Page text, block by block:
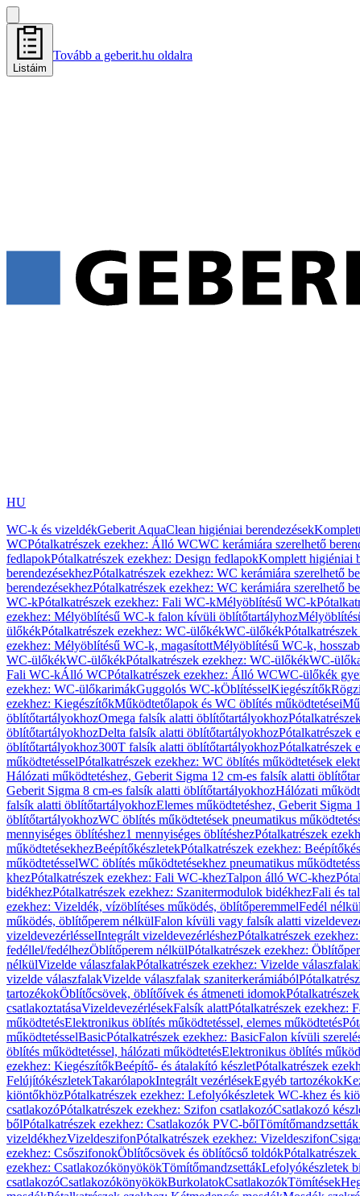
Listáim
Tovább a geberit.hu oldalra
HU
WC-k és vizeldékGeberit AquaClean higiéniai berendezések
WCPótalkatrészek ezekhez: Álló WCWC kerámiára szerelhető
fedlapokPótalkatrészek ezekhez: Design fedlapokKomplett higiéniai
berendezésekhezPótalkatrészek ezekhez: WC kerámiára szerelhető
berendezésekhezPótalkatrészek ezekhez: WC kerámiára szerelhető
WC-kPótalkatrészek ezekhez: Fali WC-kMélyöblítésű WC-k
ezekhez: Mélyöblítésű WC-k falon kívüli öblítőtartályhoz
ülőkékPótalkatrészek ezekhez: WC-ülőkékWC-ülőkék
ezekhez: Mélyöblítésű WC-k, magasítottMélyöblítésű WC-k,
WC-ülőkékWC-ülőkékPótalkatrészek ezekhez: WC-ülőkékWC-
Fali WC-kÁlló WCPótalkatrészek ezekhez: Álló WCWC-ülőkék
ezekhez: WC-ülőkarimákGuggolós WC-kÖblítésselKiegészítők
ezekhez: KiegészítőkMűködtetőlapok és WC öblítés működtetései
öblítőtartályokhozOmega falsík alatti öblítőtartályokhoz
öblítőtartályokhozDelta falsík alatti öblítőtartályokhozPótalkatrészek
öblítőtartályokhoz300T falsík alatti öblítőtartályokhozPótalkatrészek
működtetésselPótalkatrészek ezekhez: WC öblítés működtetések
Hálózati működtetéshez, Geberit Sigma 12 cm-es falsík alatti
Geberit Sigma 8 cm-es falsík alatti öblítőtartályokhozHálózati
falsík alatti öblítőtartályokhozElemes működtetéshez, Geberit
öblítőtartályokhozWC öblítés működtetések pneumatikus
mennyiséges öblítéshez1 mennyiséges öblítéshezPótalkatrészek
működtetésekhezBeépítőkészletekPótalkatrészek ezekhez:
működtetésselWC öblítés működtetésekhez pneumatikus
khezPótalkatrészek ezekhez: Fali WC-khezTalpon álló WC-khez
bidékhezPótalkatrészek ezekhez: Szanitermodulok bidékhezFali és
ezekhez: Vizeldék, vízöblítéses működés, öblítőperemmelFedél nélkül
működés, öblítőperem nélkülFalon kívüli vagy falsík alatti
vizeldevezérlésselIntegrált vizeldevezérléshezPótalkatrészek
fedéllel/fedélhezÖblítőperem nélkülPótalkatrészek ezekhez:
nélkülVizelde válaszfalakPótalkatrészek ezekhez: Vizelde válaszfalak
vizelde válaszfalakVizelde válaszfalak szaniterkerámiából
tartozékokÖblítőcsövek, öblítőívek és átmeneti idomok
csatlakoztatásaVizeldevezérlésekFalsík alattPótalkatrészek ezekhez:
működtetésElektronikus öblítés működtetéssel, elemes működtetés
működtetésselBasicPótalkatrészek ezekhez: BasicFalon kívüli
öblítés működtetéssel, hálózati működtetésElektronikus öblítés
ezekhez: KiegészítőkBeépítő- és átalakító készletPótalkatrészek
FelújítókészletekTakarólapokIntegrált vezérlésekEgyéb tartozékok
kiöntőkhözPótalkatrészek ezekhez: Lefolyókészletek WC-khez és
csatlakozóPótalkatrészek ezekhez: Szifon csatlakozóCsatlakozó
bőlPótalkatrészek ezekhez: Csatlakozók PVC-ből
vizeldékhezVizeldeszifonPótalkatrészek ezekhez: Vizeldeszifon
ezekhez: CsőszifonokÖblítőcsövek és öblítőcső toldók
ezekhez: CsatlakozókönyökökTömítőmandzsettákLefolyókészletek
csatlakozóCsatlakozókönyökökBurkolatokCsatlakozókTömítések